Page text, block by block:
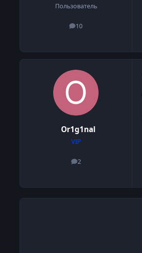
Пользователь
10
сообщения
Or1g1nal
VIP
2
сообщения